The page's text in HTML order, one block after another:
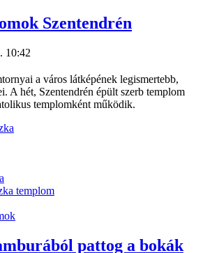
Szentendrén
10:42
a város látképének legismertebb,
A hét, Szentendrén épült szerb templom
templomként működik.
templom
pattog a bokák